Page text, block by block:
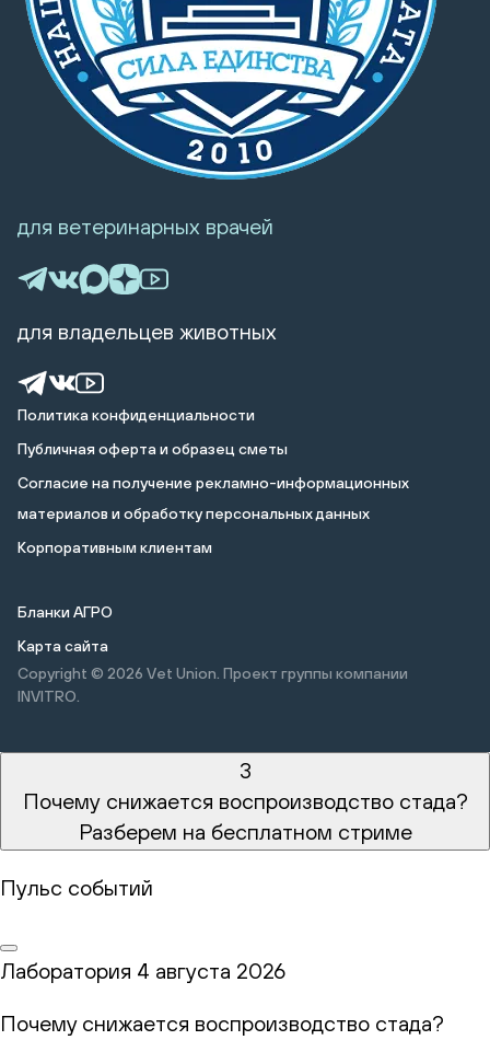
Политика конфиденциальности
Публичная оферта и образец сметы
Cогласие на получение рекламно-информационных
материалов и обработку персональных данных
Корпоративным клиентам
Бланки АГРО
Карта сайта
Copyright © 2026 Vet Union. Проект группы компании
INVITRO.
для ветеринарных врачей
для владельцев животных
3
Почему снижается воспроизводство стада?
Разберем на бесплатном стриме
Пульс событий
Лаборатория 4 августа 2026
Почему снижается воспроизводство стада?